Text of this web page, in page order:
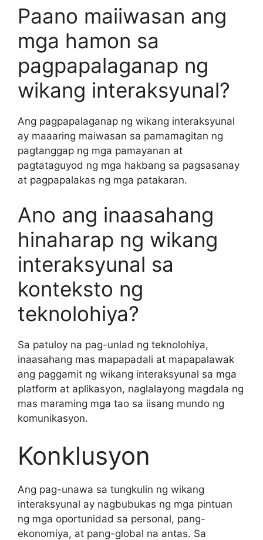
Paano maiiwasan ang
mga hamon sa
pagpapalaganap ng
wikang interaksyunal?
Ang pagpapalaganap ng wikang interaksyunal
ay maaaring maiwasan sa pamamagitan ng
pagtanggap ng mga pamayanan at
pagtataguyod ng mga hakbang sa pagsasanay
at pagpapalakas ng mga patakaran.
Ano ang inaasahang
hinaharap ng wikang
interaksyunal sa
konteksto ng
teknolohiya?
Sa patuloy na pag-unlad ng teknolohiya,
inaasahang mas mapapadali at mapapalawak
ang paggamit ng wikang interaksyunal sa mga
platform at aplikasyon, naglalayong magdala ng
mas maraming mga tao sa iisang mundo ng
komunikasyon.
Konklusyon
Ang pag-unawa sa tungkulin ng wikang
interaksyunal ay nagbubukas ng mga pintuan
ng mga oportunidad sa personal, pang-
ekonomiya, at pang-global na antas. Sa